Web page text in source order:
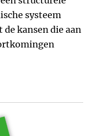
systeem
kansen die aan